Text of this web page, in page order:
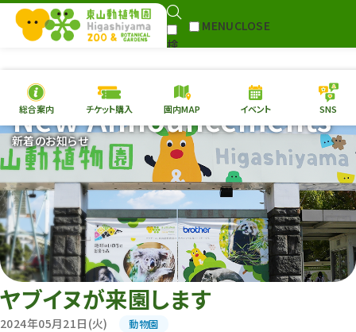
検
MENUCLOSE
本日の開園情報 チケ
園内MAP イベント
総合案内
動物園 植物園
再生プラン
東山動植物園
への支援
環境教育
総合案内 チケット購入 園内MAP イベント SNS
新着のお知らせ
New Announcements
ヤブイヌが来園します
2024年05月21日(火) 動物園